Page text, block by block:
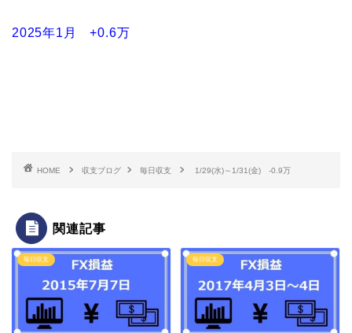
2025年1月 +0.6万
HOME 収支ブログ 毎日収支 1/29(水)～1/31(金) -0.9万
関連記事
毎日収支 毎日収支